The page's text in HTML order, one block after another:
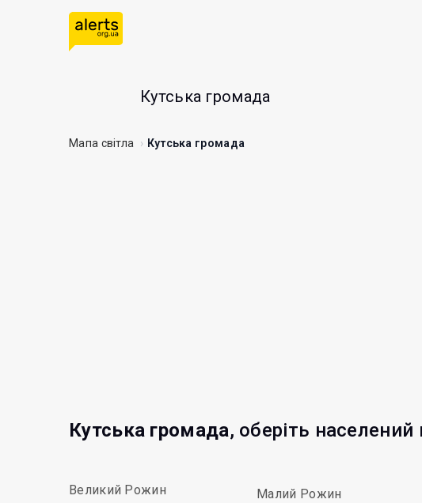
Кутська громада
Мапа світла Кутська громада
Кутська громада, оберіть населений
Великий Рожин
Малий Рожин